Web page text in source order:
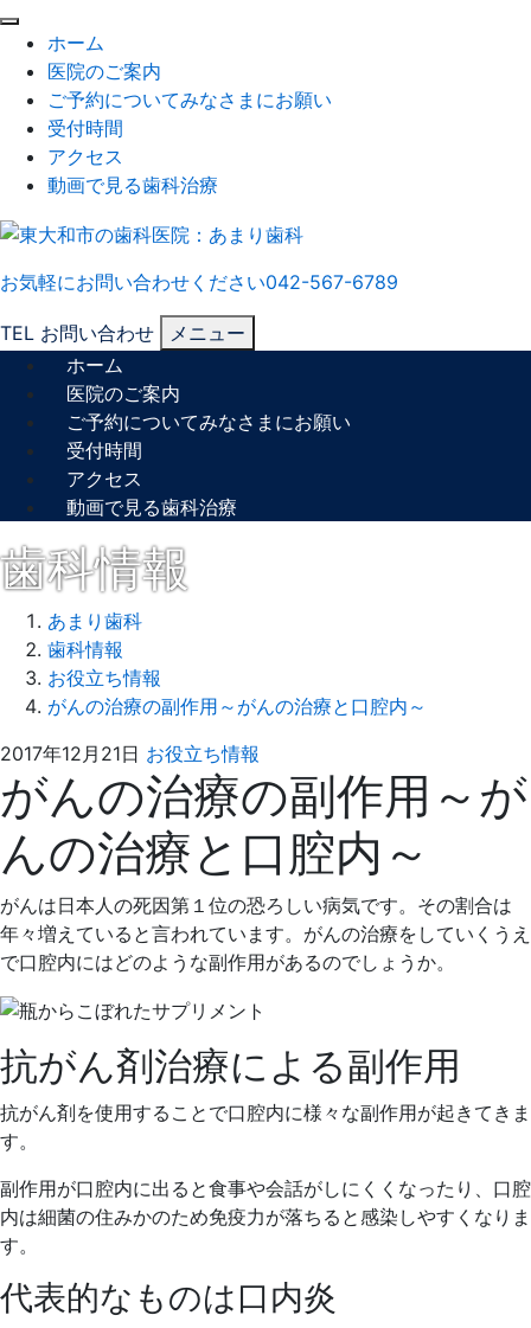
ホーム
医院のご案内
ご予約についてみなさまにお願い
受付時間
アクセス
動画で見る歯科治療
お気軽にお問い合わせください042-567-6789
TEL お問い合わせ
メニュー
ホーム
医院のご案内
ご予約についてみなさまにお願い
受付時間
アクセス
動画で見る歯科治療
歯科情報
あまり歯科
歯科情報
お役立ち情報
がんの治療の副作用～がんの治療と口腔内～
2017年12月21日 お役立ち情報
年
12
月
21
日
ま
り
歯
科
がんの治療の副作用～が
んの治療と口腔内～
がんは日本人の死因第１位の恐ろしい病気です。その割合は
年々増えていると言われています。がんの治療をしていくうえ
で口腔内にはどのような副作用があるのでしょうか。
抗がん剤治療による副作用
抗がん剤を使用することで口腔内に様々な副作用が起きてきま
す。
副作用が口腔内に出ると食事や会話がしにくくなったり、口腔
内は細菌の住みかのため免疫力が落ちると感染しやすくなりま
す。
代表的なものは口内炎